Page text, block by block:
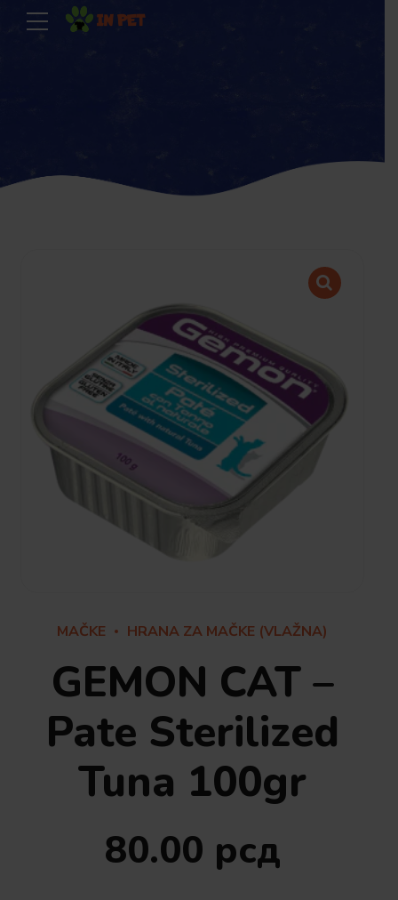
MAČKE HRANA ZA MAČKE (VLAŽNA)
GEMON CAT –
Pate Sterilized
Tuna 100gr
80.00 рсд